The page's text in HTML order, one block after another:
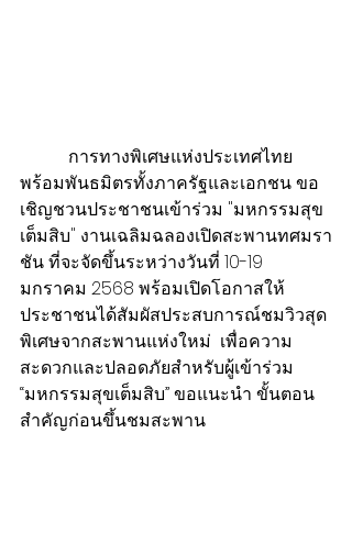
พร้อมพันธมิตรทั้งภาครัฐและเอกชน ขอ
เชิญชวนประชาชนเข้าร่วม "มหกรรมสุข
เต็มสิบ" งานเฉลิมฉลองเปิดสะพานทศมรา
ชัน ที่จะจัดขึ้นระหว่างวันที่ 10-19
มกราคม 2568 พร้อมเปิดโอกาสให้
ประชาชนได้สัมผัสประสบการณ์ชมวิวสุด
พิเศษจากสะพานแห่งใหม่  เพื่อความ
สะดวกและปลอดภัยสำหรับผู้เข้าร่วม
“มหกรรมสุขเต็มสิบ” ขอแนะนำ ขั้นตอน
สำคัญก่อนขึ้นชมสะพาน